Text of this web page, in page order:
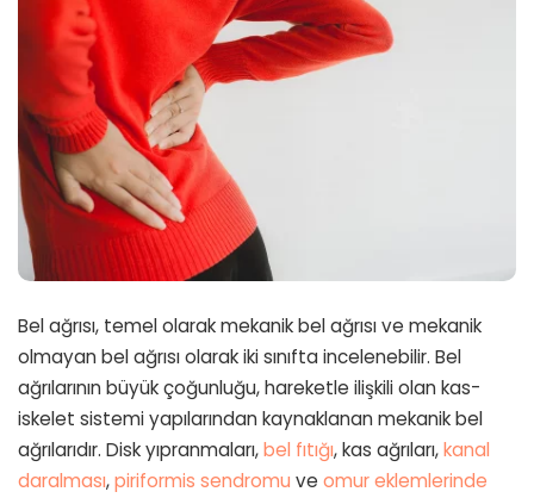
Bel ağrısı, temel olarak mekanik bel ağrısı ve mekanik
olmayan bel ağrısı olarak iki sınıfta incelenebilir. Bel
ağrılarının büyük çoğunluğu, hareketle ilişkili olan kas-
iskelet sistemi yapılarından kaynaklanan mekanik bel
ağrılarıdır. Disk yıpranmaları,bel fıtığı, kas ağrıları,kanal
daralması,piriformis sendromu ve omur eklemlerinde